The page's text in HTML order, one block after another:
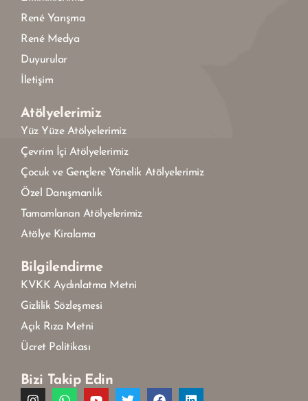
René Yarışma
René Medya
Duyurular
İletişim
Atölyelerimiz
Yüz Yüze Atölyelerimiz
Çevrim İçi Atölyelerimiz
Çocuk ve Gençlere Yönelik Atölyelerimiz
Özel Danışmanlık
Tamamlanan Atölyelerimiz
Atölye Kiralama
Bilgilendirme
KVKK Aydınlatma Metni
Gizlilik Sözleşmesi
Açık Rıza Metni
Ücret Politikası
Bizi Takip Edin